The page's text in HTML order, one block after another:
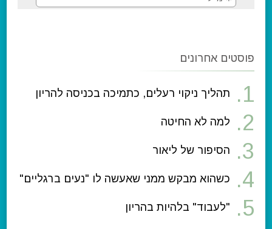
פוסטים אחרונים
תהליך ניקוי רעלים, כתמיכה בכניסה להריון
למה לא החיטה
הסיפור של ליאור
כשהוא מבקש ממני שאעשה לו "נעים ברגליים"
"לעבוד" בלהיות בהריון